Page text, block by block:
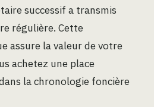
successif a transmis
régulière. Cette
assure la valeur de votre
achetez une place
la chronologie foncière